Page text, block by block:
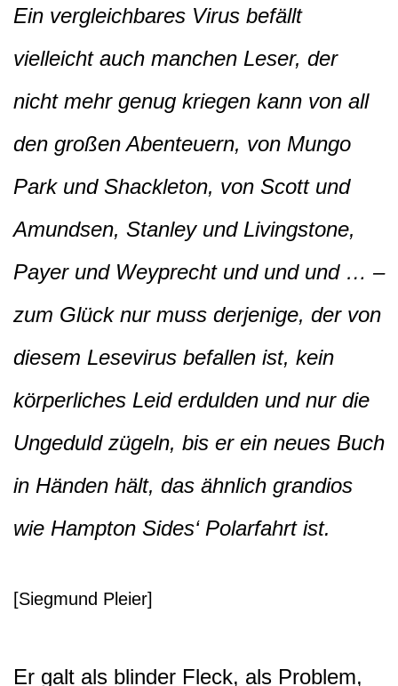
Ein vergleichbares Virus befällt
vielleicht auch manchen Leser, der
nicht mehr genug kriegen kann von all
den großen Abenteuern, von Mungo
Park und Shackleton, von Scott und
Amundsen, Stanley und Livingstone,
Payer und Weyprecht und und und … –
zum Glück nur muss derjenige, der von
diesem Lesevirus befallen ist, kein
körperliches Leid erdulden und nur die
Ungeduld zügeln, bis er ein neues Buch
in Händen hält, das ähnlich grandios
wie Hampton Sides‘ Polarfahrt ist.
[Siegmund Pleier]
Er galt als blinder Fleck, als Problem,